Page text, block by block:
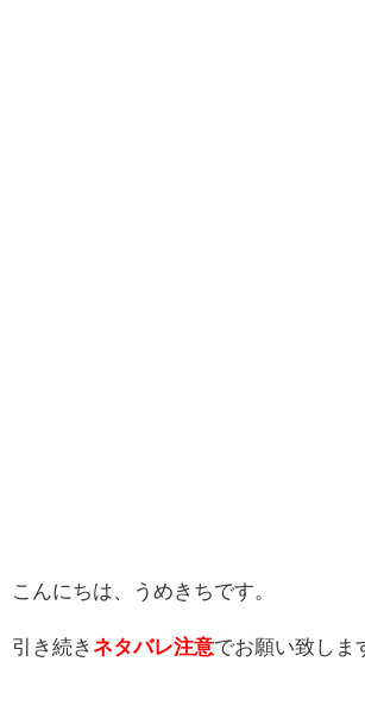
こんにちは、うめきちです。
引き続き ネタバレ注意でお願い致しま